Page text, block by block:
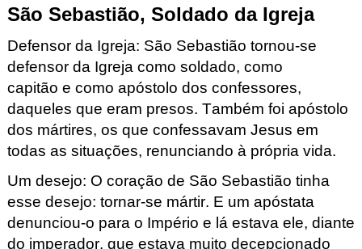
São Sebastião, Soldado da Igreja
Defensor da Igreja: São Sebastião tornou-se
defensor da Igreja como soldado, como
capitão e como apóstolo dos confessores,
daqueles que eram presos. Também foi apóstolo
dos mártires, os que confessavam Jesus em
todas as situações, renunciando à própria vida.
Um desejo: O coração de São Sebastião tinha
esse desejo: tornar-se mártir. E um apóstata
denunciou-o para o Império e lá estava ele, diante
do imperador, que estava muito decepcionado